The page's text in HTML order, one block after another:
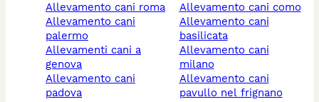
allevamento cani roma
allevamento cani
palermo
allevamenti cani a
genova
allevamento cani
padova
allevamento cani como
allevamento cani
basilicata
allevamento cani
milano
allevamento cani
pavullo nel frignano